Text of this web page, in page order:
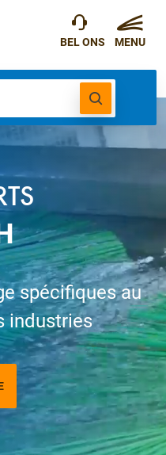
spécifiques au
industries